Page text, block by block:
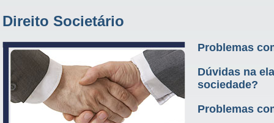
Direito Societário
Problemas
Dúvidas na
sociedade?
Problemas